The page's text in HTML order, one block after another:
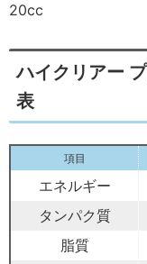
20cc
ハイクリアー
表
項目
エネルギー
タンパク質
脂質